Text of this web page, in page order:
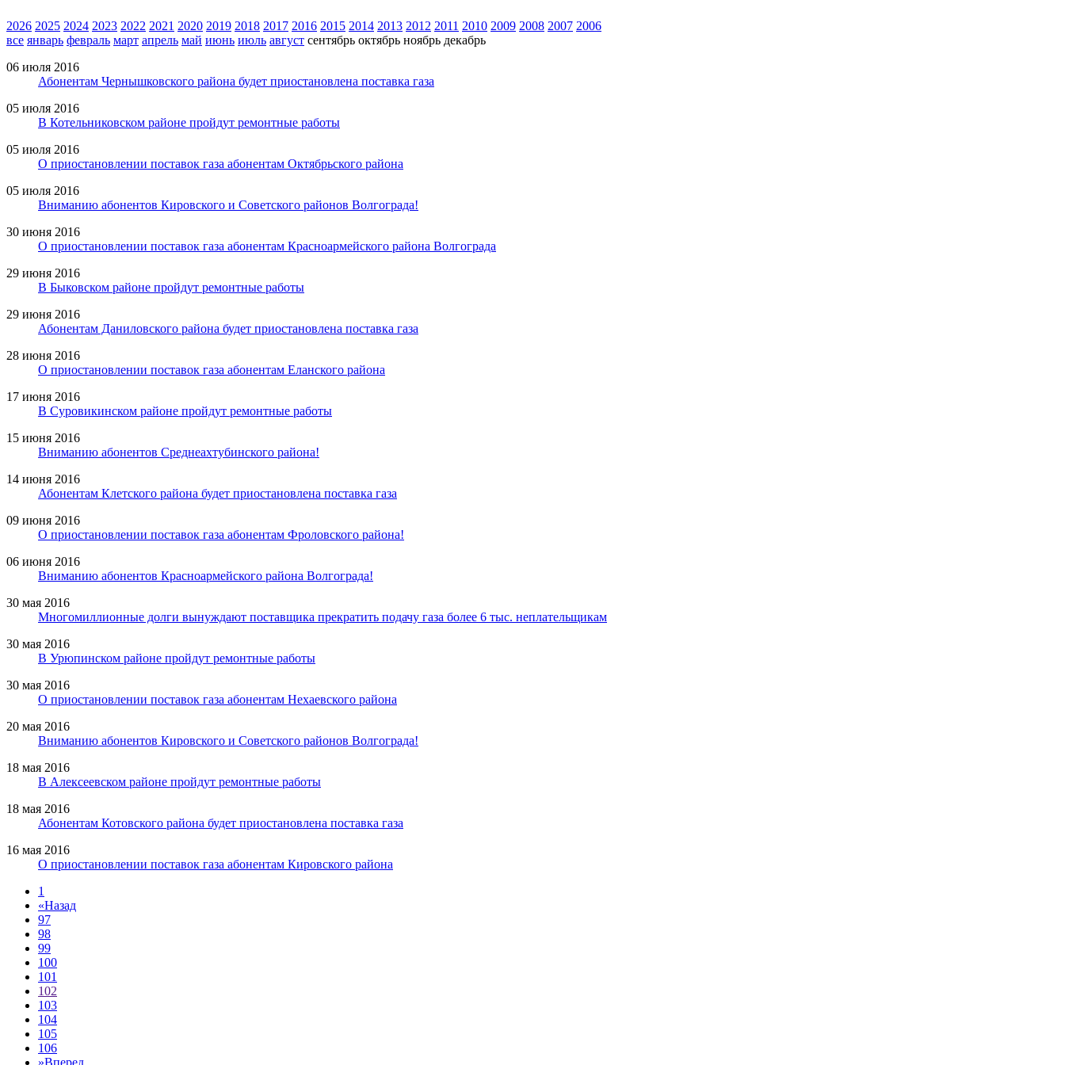
2026 2025 2024 2023 2022 2021 2020 2019 2018 2017 2016 2015 2014 2013 2012 2011 2010 2009 2008 2007 2006
все январь февраль март апрель май июнь июль август сентябрь октябрь ноябрь декабрь
06 июля 2016
Абонентам Чернышковского района будет приостановлена поставка газа
05 июля 2016
В Котельниковском районе пройдут ремонтные работы
05 июля 2016
О приостановлении поставок газа абонентам Октябрьского района
05 июля 2016
Вниманию абонентов Кировского и Советского районов Волгограда!
30 июня 2016
О приостановлении поставок газа абонентам Красноармейского района Волгограда
29 июня 2016
В Быковском районе пройдут ремонтные работы
29 июня 2016
Абонентам Даниловского района будет приостановлена поставка газа
28 июня 2016
О приостановлении поставок газа абонентам Еланского района
17 июня 2016
В Суровикинском районе пройдут ремонтные работы
15 июня 2016
Вниманию абонентов Среднеахтубинского района!
14 июня 2016
Абонентам Клетского района будет приостановлена поставка газа
09 июня 2016
О приостановлении поставок газа абонентам Фроловского района!
06 июня 2016
Вниманию абонентов Красноармейского района Волгограда!
30 мая 2016
Многомиллионные долги вынуждают поставщика прекратить подачу газа более 6 тыс. неплательщикам
30 мая 2016
В Урюпинском районе пройдут ремонтные работы
30 мая 2016
О приостановлении поставок газа абонентам Нехаевского района
20 мая 2016
Вниманию абонентов Кировского и Советского районов Волгограда!
18 мая 2016
В Алексеевском районе пройдут ремонтные работы
18 мая 2016
Абонентам Котовского района будет приостановлена поставка газа
16 мая 2016
О приостановлении поставок газа абонентам Кировского района
1
«Назад
97
98
99
100
101
102
103
104
105
106
»Вперед